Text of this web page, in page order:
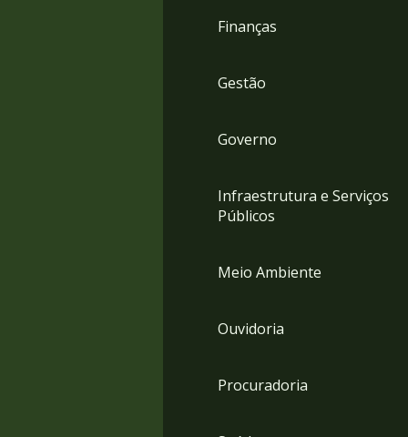
Finanças
Gestão
Governo
Infraestrutura e Serviços
Públicos
Meio Ambiente
Ouvidoria
Procuradoria